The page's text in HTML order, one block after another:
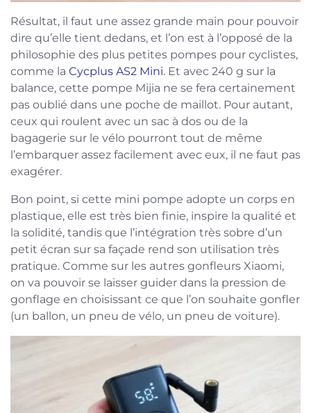
Résultat, il faut une assez grande main pour pouvoir
dire qu’elle tient dedans, et l’on est à l’opposé de la
philosophie des plus petites pompes pour cyclistes,
comme la Cycplus AS2 Mini. Et avec 240 g sur la
balance, cette pompe Mijia ne se fera certainement
pas oublié dans une poche de maillot. Pour autant,
ceux qui roulent avec un sac à dos ou de la
bagagerie sur le vélo pourront tout de même
l’embarquer assez facilement avec eux, il ne faut pas
exagérer.
Bon point, si cette mini pompe adopte un corps en
plastique, elle est très bien finie, inspire la qualité et
la solidité, tandis que l’intégration très sobre d’un
petit écran sur sa façade rend son utilisation très
pratique. Comme sur les autres gonfleurs Xiaomi,
on va pouvoir se laisser guider dans la pression de
gonflage en choisissant ce que l’on souhaite gonfler
(un ballon, un pneu de vélo, un pneu de voiture).